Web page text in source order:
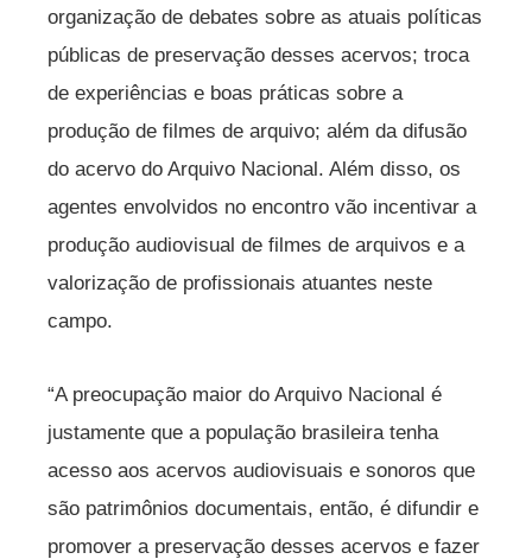
organização de debates sobre as atuais políticas
públicas de preservação desses acervos; troca
de experiências e boas práticas sobre a
produção de filmes de arquivo; além da difusão
do acervo do Arquivo Nacional. Além disso, os
agentes envolvidos no encontro vão incentivar a
produção audiovisual de filmes de arquivos e a
valorização de profissionais atuantes neste
campo.
“A preocupação maior do Arquivo Nacional é
justamente que a população brasileira tenha
acesso aos acervos audiovisuais e sonoros que
são patrimônios documentais, então, é difundir e
promover a preservação desses acervos e fazer